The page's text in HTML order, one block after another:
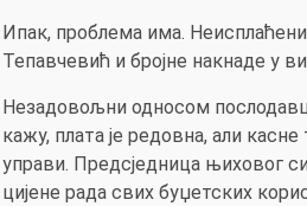
Ипак, проблема има.
Тепавчевић и бројне накнаде у
Незадовољни односом
кажу, плата је редовна, али
управи. Предсједница њиховог
цијене рада свих буџетских